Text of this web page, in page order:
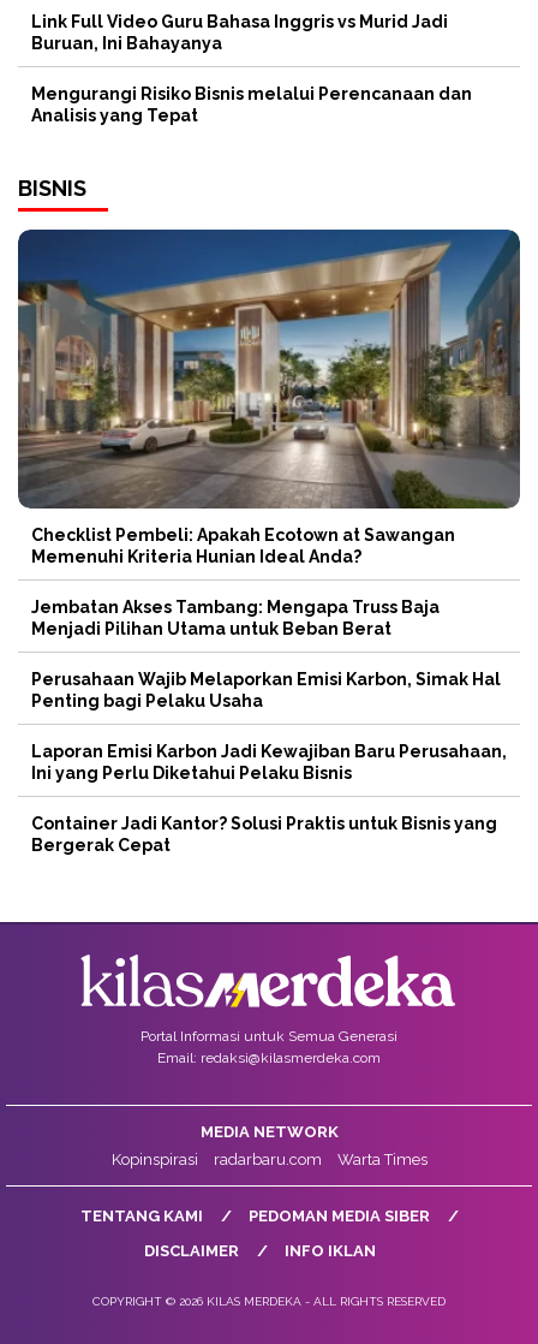
Link Full Video Guru Bahasa Inggris vs Murid Jadi
Buruan, Ini Bahayanya
Mengurangi Risiko Bisnis melalui Perencanaan dan
Analisis yang Tepat
BISNIS
Checklist Pembeli: Apakah Ecotown at Sawangan
Memenuhi Kriteria Hunian Ideal Anda?
Jembatan Akses Tambang: Mengapa Truss Baja
Menjadi Pilihan Utama untuk Beban Berat
Perusahaan Wajib Melaporkan Emisi Karbon, Simak Hal
Penting bagi Pelaku Usaha
Laporan Emisi Karbon Jadi Kewajiban Baru Perusahaan,
Ini yang Perlu Diketahui Pelaku Bisnis
Container Jadi Kantor? Solusi Praktis untuk Bisnis yang
Bergerak Cepat
Portal Informasi untuk Semua Generasi
Email: redaksi@kilasmerdeka.com
MEDIA NETWORK
Kopinspirasi
radarbaru.com Warta Times
TENTANG KAMI
PEDOMAN MEDIA SIBER
DISCLAIMER
INFO IKLAN
COPYRIGHT © 2026 KILAS MERDEKA - ALL RIGHTS RESERVED